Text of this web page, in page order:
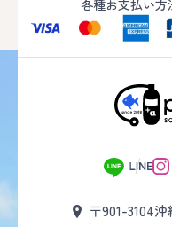
各種お支払い方
〒901-3104沖